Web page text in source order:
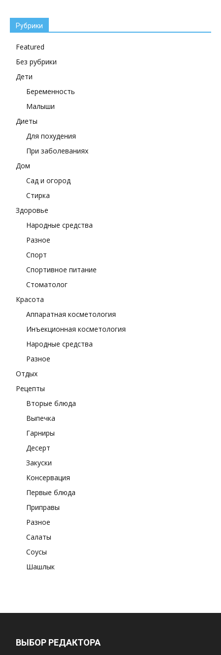
Рубрики
Featured
Без рубрики
Дети
Беременность
Малыши
Диеты
Для похудения
При заболеваниях
Дом
Сад и огород
Стирка
Здоровье
Народные средства
Разное
Спорт
Спортивное питание
Стоматолог
Красота
Аппаратная косметология
Инъекционная косметология
Народные средства
Разное
Отдых
Рецепты
Вторые блюда
Выпечка
Гарниры
Десерт
Закуски
Консервация
Первые блюда
Приправы
Разное
Салаты
Соусы
Шашлык
ВЫБОР РЕДАКТОРА